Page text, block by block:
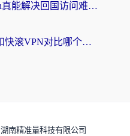
海外党必看：yy vpn真能解决回国访问难题？附云极initap测评+免费方案对比
穿梭VPN好用吗？和快滚VPN对比哪个回国效果更好？海外党选回国加速器必看指南
湖南精准量科技有限公司